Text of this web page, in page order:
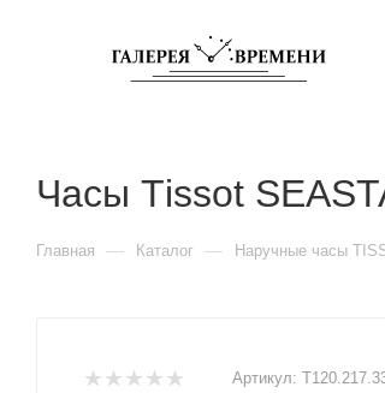
Часы Тissot
Главная — Каталог — Наручные часы
Артикул: